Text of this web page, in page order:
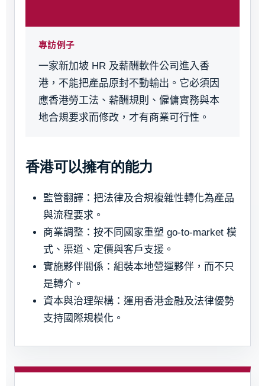
專訪例子
一家新加坡 HR 及薪酬軟件公司進入香
港，不能把產品原封不動輸出。它必須因
應香港勞工法、薪酬規則、僱傭實務與本
地合規要求而修改，才有商業可行性。
香港可以擁有的能力
監管翻譯：把法律及合規複雜性轉化為產品
與流程要求。
商業調整：按不同國家重塑 go-to-market 模
式、渠道、定價與客戶支援。
實施夥伴關係：組裝本地營運夥伴，而不只
是轉介。
資本與治理架構：運用香港金融及法律優勢
支持國際規模化。